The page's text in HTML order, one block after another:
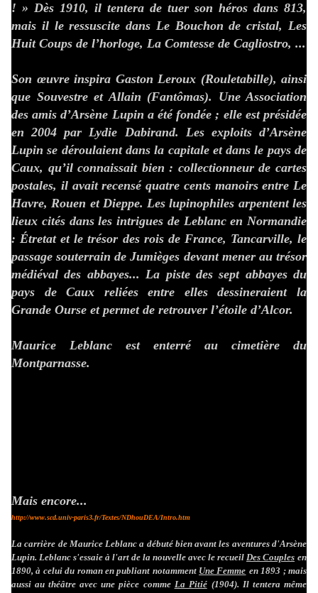
! » Dès 1910, il tentera de tuer son héros dans 813,
mais il le ressuscite dans Le Bouchon de cristal, Les
Huit Coups de l’horloge, La Comtesse de Cagliostro, ...
Son œuvre inspira Gaston Leroux (Rouletabille), ainsi
que Souvestre et Allain (Fantômas). Une Association
des amis d’Arsène Lupin a été fondée ; elle est présidée
en 2004 par Lydie Dabirand. Les exploits d’Arsène
Lupin se déroulaient dans la capitale et dans le pays de
Caux, qu’il connaissait bien : collectionneur de cartes
postales, il avait recensé quatre cents manoirs entre Le
Havre, Rouen et Dieppe. Les lupinophiles arpentent les
lieux cités dans les intrigues de Leblanc en Normandie
: Étretat et le trésor des rois de France, Tancarville, le
passage souterrain de Jumièges devant mener au trésor
médiéval des abbayes... La piste des sept abbayes du
pays de Caux reliées entre elles dessineraient la
Grande Ourse et permet de retrouver l’étoile d’Alcor.
Maurice Leblanc est enterré au cimetière du
Montparnasse.
Mais encore...
http://www.scd.univ-paris3.fr/Textes/NDhouDEA/Intro.htm
La carrière de Maurice Leblanc a débuté bien avant les aventures d'Arsène
Lupin. Leblanc s'essaie à l'art de la nouvelle avec le recueil Des Couples en
1890, à celui du roman en publiant notamment Une Femme en 1893 ; mais
aussi au théâtre avec une pièce comme La Pitié (1904). Il tentera même